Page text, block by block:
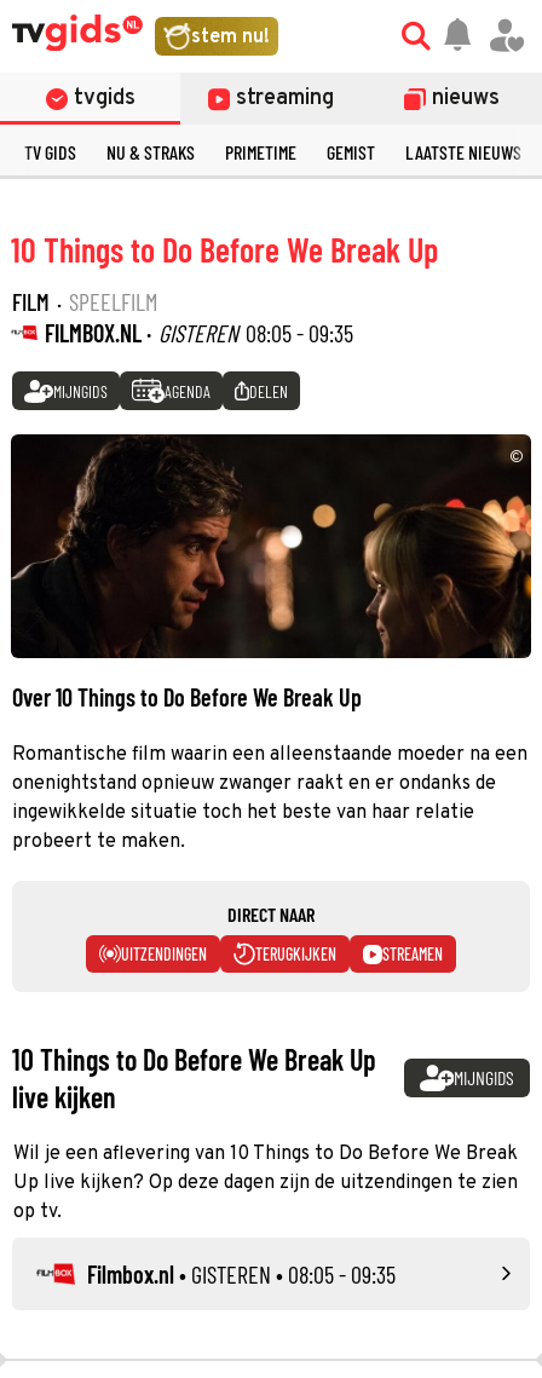
stem nu!
tvgids streaming nieuws
TV GIDS NU & STRAKS PRIMETIME GEMIST LAATSTE NIEUWS
10 Things to Do Before We Break Up
FILM · SPEELFILM
FILMBOX.NL · GISTEREN 08:05 - 09:35
MIJNGIDS AGENDA DELEN
©
Over 10 Things to Do Before We Break Up
Romantische film waarin een alleenstaande moeder na een
onenightstand opnieuw zwanger raakt en er ondanks de
ingewikkelde situatie toch het beste van haar relatie
probeert te maken.
DIRECT NAAR
UITZENDINGEN TERUGKIJKEN STREAMEN
10 Things to Do Before We Break Up
live kijken
MIJNGIDS
Wil je een aflevering van 10 Things to Do Before We Break
Up live kijken? Op deze dagen zijn de uitzendingen te zien
op tv.
Filmbox.nl• GISTEREN • 08:05 - 09:35